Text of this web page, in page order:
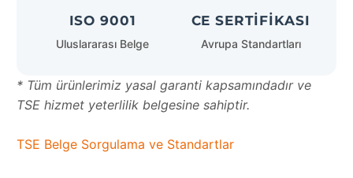
ISO 9001
Uluslararası Belge
CE SERTIFIKASI
Avrupa Standartları
* Tüm ürünlerimiz yasal garanti kapsamındadır ve
TSE hizmet yeterlilik belgesine sahiptir.
TSE Belge Sorgulama ve Standartlar